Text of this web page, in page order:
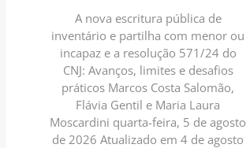
A nova escritura pública de
inventário e partilha com menor ou
incapaz e a resolução 571/24 do
CNJ: Avanços, limites e desafios
práticos Marcos Costa Salomão,
Flávia Gentil e Maria Laura
Moscardini quarta-feira, 5 de agosto
de 2026 Atualizado em 4 de agosto